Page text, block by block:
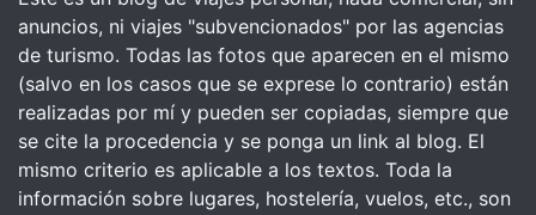
anuncios, ni viajes "subvencionados" por las agencias
de turismo. Todas las fotos que aparecen en el mismo
(salvo en los casos que se exprese lo contrario) están
realizadas por mí y pueden ser copiadas, siempre que
se cite la procedencia y se ponga un link al blog. El
mismo criterio es aplicable a los textos. Toda la
información sobre lugares, hostelería, vuelos, etc., son